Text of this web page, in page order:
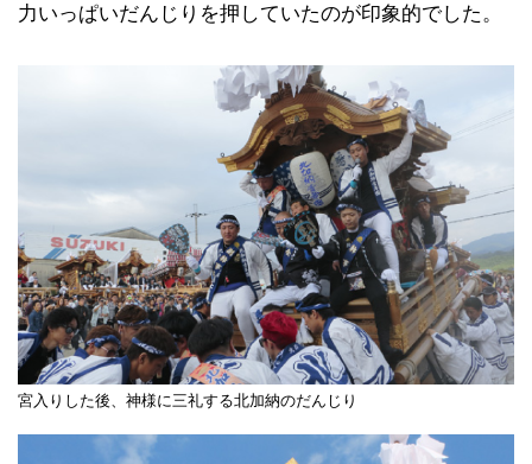
力いっぱいだんじりを押していたのが印象的でした。
宮入りした後、神様に三礼する北加納のだんじり